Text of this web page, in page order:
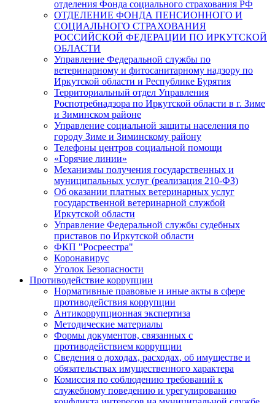
отделения Фонда социального страхования РФ
ОТДЕЛЕНИЕ ФОНДА ПЕНСИОННОГО И
СОЦИАЛЬНОГО СТРАХОВАНИЯ
РОССИЙСКОЙ ФЕДЕРАЦИИ ПО ИРКУТСКОЙ
ОБЛАСТИ
Управление Федеральной службы по
ветеринарному и фитосанитарному надзору по
Иркутской области и Республике Бурятия
Территориальный отдел Управления
Роспотребнадзора по Иркутской области в г. Зиме
и Зиминском районе
Управление социальной защиты населения по
городу Зиме и Зиминскому району
Телефоны центров социальной помощи
«Горячие линии»
Механизмы получения государственных и
муниципальных услуг (реализация 210-ФЗ)
Об оказании платных ветеринарных услуг
государственной ветеринарной службой
Иркутской области
Управление Федеральной службы судебных
приставов по Иркутской области
ФКП "Росреестра"
Коронавирус
Уголок Безопасности
Противодействие коррупции
Нормативные правовые и иные акты в сфере
противодействия коррупции
Антикоррупционная экспертиза
Методические материалы
Формы документов, связанных с
противодействием коррупции
Сведения о доходах, расходах, об имуществе и
обязательствах имущественного характера
Комиссия по соблюдению требований к
служебному поведению и урегулированию